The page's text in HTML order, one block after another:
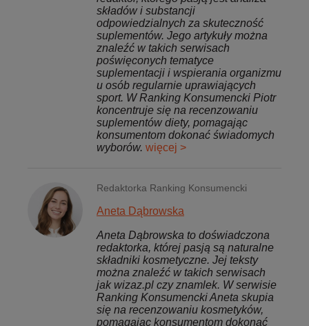
składów i substancji
odpowiedzialnych za skuteczność
suplementów. Jego artykuły można
znaleźć w takich serwisach
poświęconych tematyce
suplementacji i wspierania organizmu
u osób regularnie uprawiających
sport. W Ranking Konsumencki Piotr
koncentruje się na recenzowaniu
suplementów diety, pomagając
konsumentom dokonać świadomych
wyborów. więcej >
Redaktorka Ranking Konsumencki
Aneta Dąbrowska
Aneta Dąbrowska to doświadczona
redaktorka, której pasją są naturalne
składniki kosmetyczne. Jej teksty
można znaleźć w takich serwisach
jak wizaz.pl czy znamlek. W serwisie
Ranking Konsumencki Aneta skupia
się na recenzowaniu kosmetyków,
pomagając konsumentom dokonać